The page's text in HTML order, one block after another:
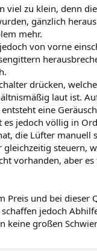
viel zu klein, denn
gänzlich
mehr.
von vorne
drücken,
laut ist.
eine
jedoch völlig in
die Lüfter manuell
steuern,
vorhanden, aber
Preis und bei dieser
jedoch
keine großen